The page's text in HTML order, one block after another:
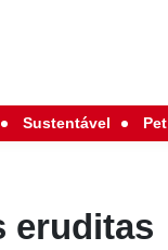
Sustentável Pet
eruditas